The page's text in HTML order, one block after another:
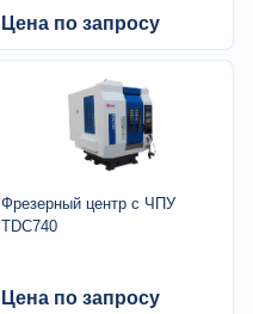
Цена по запросу
Фрезерный центр с ЧПУ
TDC740
Цена по запросу